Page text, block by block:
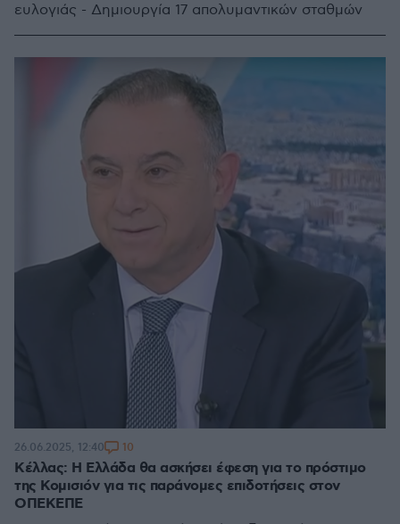
ευλογιάς - Δημιουργία 17 απολυμαντικών σταθμών
Κέλλας: Η Ελλάδα θα ασκήσει έφεση για το πρόστιμο
της Κομισιόν για τις παράνομες επιδοτήσεις στον
ΟΠΕΚΕΠΕ
26.06.2025, 12:40 10